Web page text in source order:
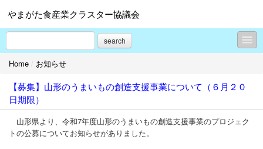
やまがた食産業クラスター協議会
search
お知らせ
コンテスト（山形のうまいもの「ファインフードコンテスト」）
コンテスト（やまがた土産菓子コンテスト）
コンテスト（やまがたふるさと食品コンクール）
Home / お知らせ
【募集】山形のうまいもの創造支援事業について（６月２０
日期限）
山形県より、令和7年度山形のうまいもの創造支援事業のプロジェク
トの公募についてお知らせがありました。